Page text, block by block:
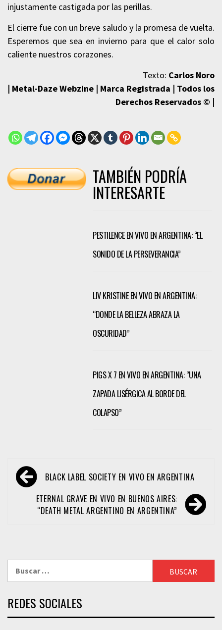
injustamente castigada por las perillas.
El cierre fue con un breve saludo y la promesa de vuelta.
Esperemos que sea en invierno para que el calor solo
caliente nuestros corazones.
Texto: Carlos Noro
| Metal-Daze Webzine | Marca Registrada | Todos los
Derechos Reservados © |
TAMBIÉN PODRÍA
INTERESARTE
PESTILENCE EN VIVO EN ARGENTINA: “EL
SONIDO DE LA PERSEVERANCIA”
LIV KRISTINE EN VIVO EN ARGENTINA:
“DONDE LA BELLEZA ABRAZA LA
OSCURIDAD”
PIGS X 7 EN VIVO EN ARGENTINA: “UNA
ZAPADA LISÉRGICA AL BORDE DEL
COLAPSO”
Navegación
de
entradas
BLACK LABEL SOCIETY EN VIVO EN ARGENTINA
ETERNAL GRAVE EN VIVO EN BUENOS AIRES:
“DEATH METAL ARGENTINO EN ARGENTINA”
REDES SOCIALES